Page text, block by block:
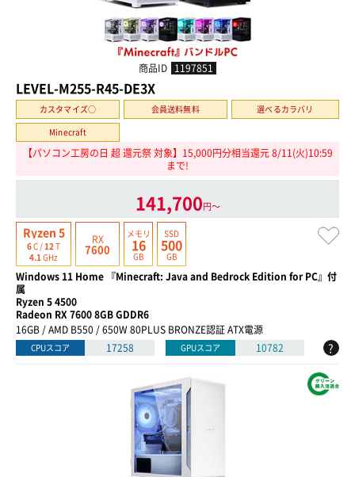
商品ID 1197851
LEVEL-M255-R45-DE3X
カスタマイズ○ 会員送料無料
選べるカラバリ
Minecraft
【パソコン工房の日 超 還元祭 対象】15,000円分相当還元 8/11(火)10:59
まで!
141,700円〜
Ryzen 5
6C / 12 T
4.1 GHz
RX
7600
メモリ
16
GB
SSD
500
GB
Windows 11 Home 『Minecraft: Java and Bedrock Edition for PC』付
属
Ryzen 5 4500
Radeon RX 7600 8GB GDDR6
16GB / AMD B550 / 650W 80PLUS BRONZE認証 ATX電源
CPUスコア 17258 GPUスコア 10782 ?